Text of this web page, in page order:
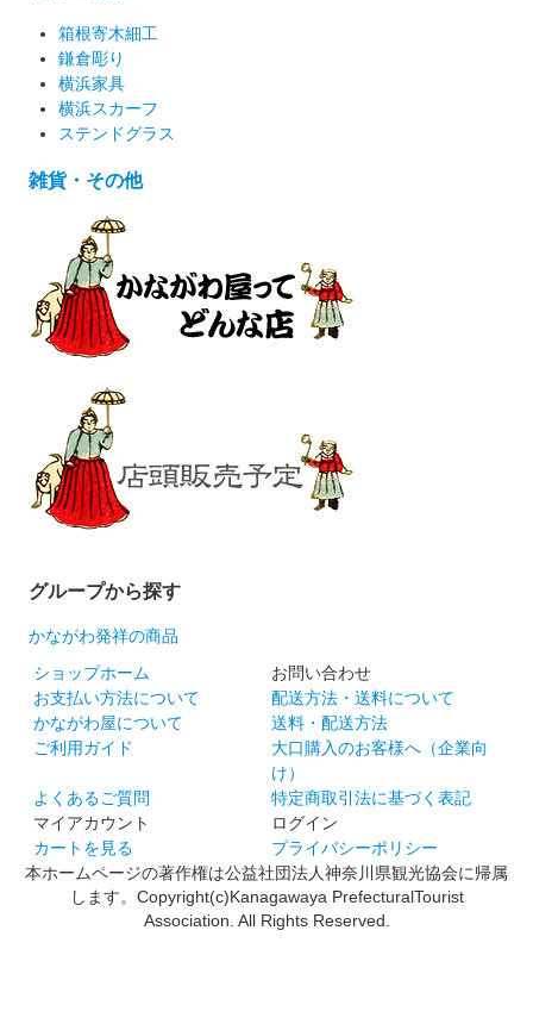
箱根寄木細工
鎌倉彫り
横浜家具
横浜スカーフ
ステンドグラス
雑貨・その他
グループから探す
かながわ発祥の商品
ショップホーム
お問い合わせ
お支払い方法について
配送方法・送料について
かながわ屋について
送料・配送方法
ご利用ガイド
大口購入のお客様へ（企業向
け）
よくあるご質問
特定商取引法に基づく表記
マイアカウント
ログイン
カートを見る
プライバシーポリシー
本ホームページの著作権は公益社団法人神奈川県観光協会に帰属
します。Copyright(c)Kanagawaya PrefecturalTourist
Association. All Rights Reserved.